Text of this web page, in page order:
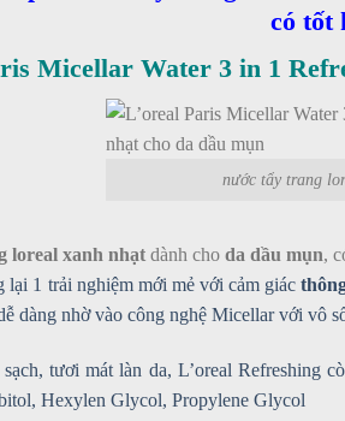
có tốt
Micellar Water 3 in 1
nước tẩy trang
loreal xanh nhạt dành cho da dầu mụn,
lại 1 trải nghiệm mới mẻ với cảm giác
dàng nhờ vào công nghệ Micellar với vô
tươi mát làn da, L’oreal Refreshing
Hexylen Glycol, Propylene Glycol